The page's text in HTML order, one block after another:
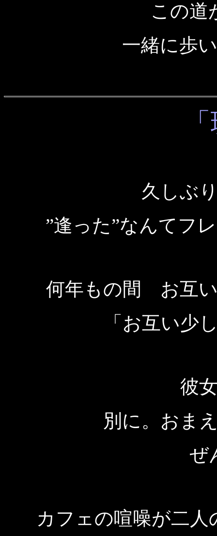
この道
一緒に歩
久しぶ
”逢った”なんてフ
何年もの間 お互
「お互い少
彼
別に。おま
ぜ
カフェの喧噪が二